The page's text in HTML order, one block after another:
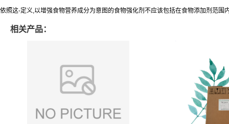
依照这-定义,以增强食物营养成分为意图的食物强化剂不应该包括在食物添加剂范围
相关产品：